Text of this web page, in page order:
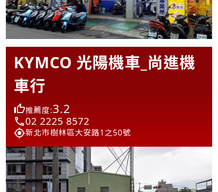
KYMCO 光陽機車_尚進機
車行
推薦度:3.2
02 2225 8572
新北市樹林區大安路1之50號